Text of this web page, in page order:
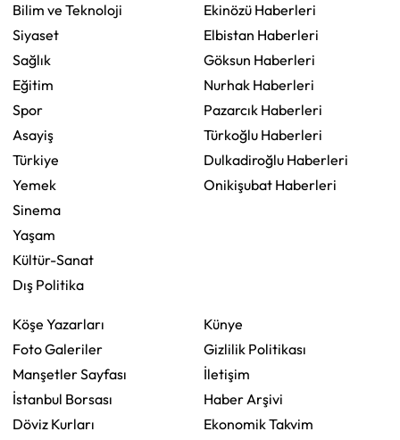
Bilim ve Teknoloji
Siyaset
Sağlık
Eğitim
Spor
Asayiş
Türkiye
Yemek
Sinema
Yaşam
Kültür-Sanat
Dış Politika
Ekinözü Haberleri
Elbistan Haberleri
Göksun Haberleri
Nurhak Haberleri
Pazarcık Haberleri
Türkoğlu Haberleri
Dulkadiroğlu Haberleri
Onikişubat Haberleri
Köşe Yazarları
Foto Galeriler
Manşetler Sayfası
İstanbul Borsası
Döviz Kurları
Künye
Gizlilik Politikası
İletişim
Haber Arşivi
Ekonomik Takvim